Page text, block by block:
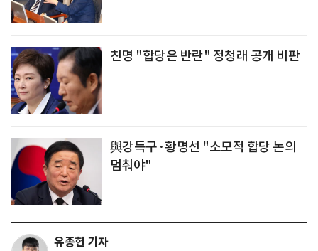
친명 "합당은 반란" 정청래 공개 비판
與강득구·황명선 "소모적 합당 논의
멈춰야"
유종헌 기자